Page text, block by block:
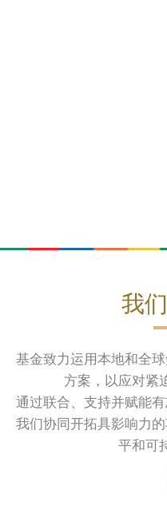
我
基金致力运用本地和全
方案，以应对紧
通过联合、支持并赋能
我们协同开拓具影响力
平和可